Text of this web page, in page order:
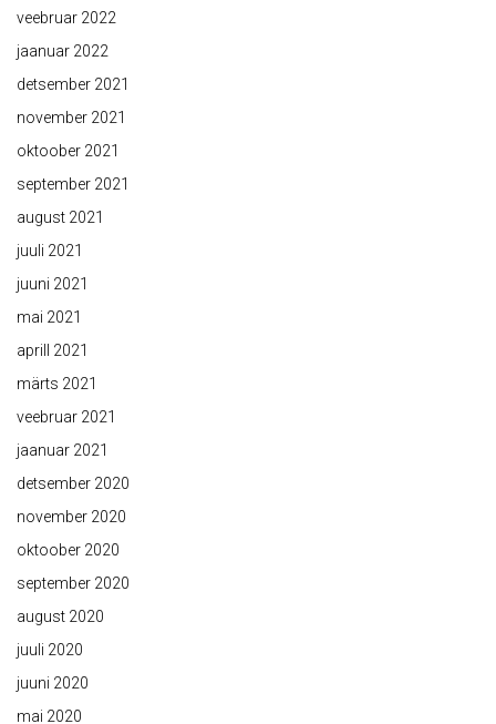
veebruar 2022
jaanuar 2022
detsember 2021
november 2021
oktoober 2021
september 2021
august 2021
juuli 2021
juuni 2021
mai 2021
aprill 2021
märts 2021
veebruar 2021
jaanuar 2021
detsember 2020
november 2020
oktoober 2020
september 2020
august 2020
juuli 2020
juuni 2020
mai 2020